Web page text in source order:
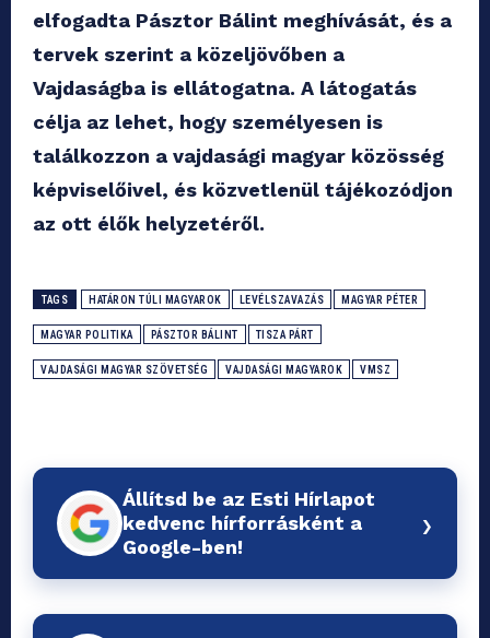
elfogadta Pásztor Bálint meghívását, és a
tervek szerint a közeljövőben a
Vajdaságba is ellátogatna. A látogatás
célja az lehet, hogy személyesen is
találkozzon a vajdasági magyar közösség
képviselőivel, és közvetlenül tájékozódjon
az ott élők helyzetéről.
TAGS HATÁRON TÚLI MAGYAROK LEVÉLSZAVAZÁS MAGYAR PÉTER
MAGYAR POLITIKA PÁSZTOR BÁLINT TISZA PÁRT
VAJDASÁGI MAGYAR SZÖVETSÉG VAJDASÁGI MAGYAROK VMSZ
Állítsd be az Esti Hírlapot
kedvenc hírforrásként a
Google-ben!
›